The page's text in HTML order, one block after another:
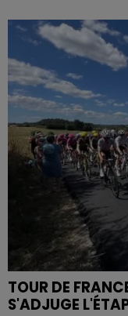
TOUR DE
S'ADJUGE